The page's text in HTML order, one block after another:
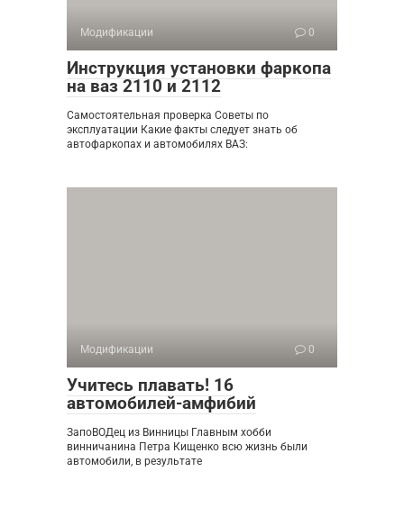
Модификации 0
Инструкция установки фаркопа
на ваз 2110 и 2112
Самостоятельная проверка Советы по
эксплуатации Какие факты следует знать об
автофаркопах и автомобилях ВАЗ:
Модификации 0
Учитесь плавать! 16
автомобилей-амфибий
ЗапоВОДец из Винницы Главным хобби
винничанина Петра Кищенко всю жизнь были
автомобили, в результате